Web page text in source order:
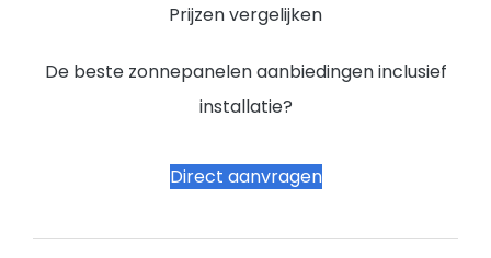
Prijzen vergelijken
De beste zonnepanelen aanbiedingen inclusief
installatie?
Direct aanvragen